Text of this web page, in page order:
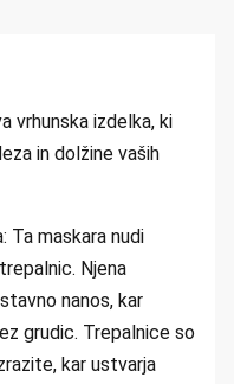
vrhunska izdelka, ki
in dolžine vaših
Ta maskara nudi
Njena
nanos, kar
grudic. Trepalnice so
kar ustvarja